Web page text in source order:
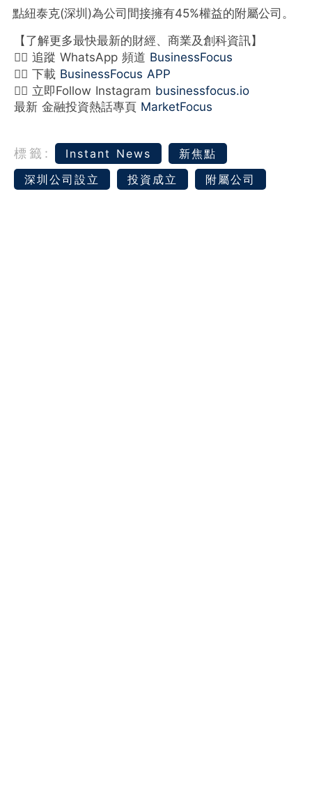
點紐泰克(深圳)為公司間接擁有45%權益的附屬公司。
【了解更多最快最新的財經、商業及創科資訊】
👉🏻 追蹤 WhatsApp 頻道 BusinessFocus
👉🏻 下載 BusinessFocus APP
👉🏻 立即Follow Instagram businessfocus.io
最新 金融投資熱話專頁 MarketFocus
標籤: Instant News
新焦點
深圳公司設立
投資成立 附屬公司